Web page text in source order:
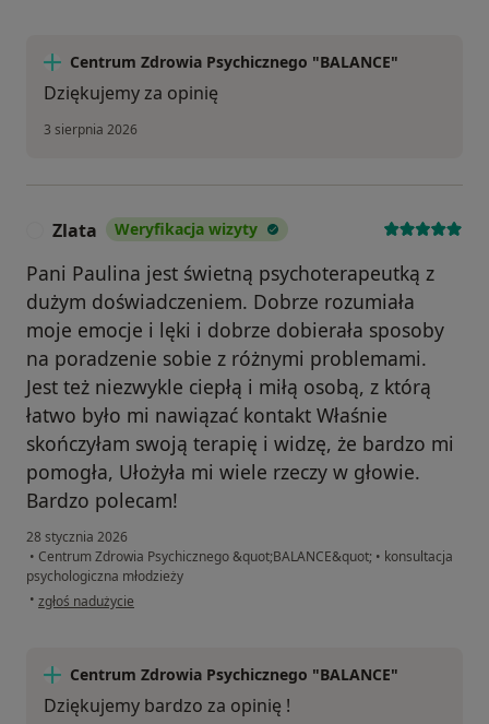
Centrum Zdrowia Psychicznego "BALANCE"
Dziękujemy za opinię
3 sierpnia 2026
Zlata Weryfikacja wizyty
Pani Paulina jest świetną psychoterapeutką z
dużym doświadczeniem. Dobrze rozumiała
moje emocje i lęki i dobrze dobierała sposoby
na poradzenie sobie z różnymi problemami.
Jest też niezwykle ciepłą i miłą osobą, z którą
łatwo było mi nawiązać kontakt Właśnie
skończyłam swoją terapię i widzę, że bardzo mi
pomogła, Ułożyła mi wiele rzeczy w głowie.
Bardzo polecam!
28 stycznia 2026
• Centrum Zdrowia Psychicznego &quot;BALANCE&quot; • konsultacja
psychologiczna młodzieży
• w opinii użytkownika Zlata
zgłoś nadużycie
Centrum Zdrowia Psychicznego "BALANCE"
Dziękujemy bardzo za opinię !